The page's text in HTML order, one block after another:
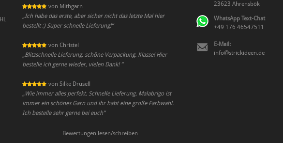
von Mithgarn
„Ich habe das erste, aber sicher nicht das letzte Mal hier
bestellt :) Super schnelle Lieferung!”
von Christel
„Blitzschnelle Lieferung, schöne Verpackung. Klasse! Hier
bestelle ich gerne wieder, vielen Dank! ”
von Silke Drusell
„Wie immer alles perfekt. Schnelle Lieferung. Malabrigo ist
immer ein schönes Garn und ihr habt eine große Farbwahl.
Ich bestelle sehr gerne bei euch”
Bewertungen lesen/schreiben
23623 Ahrensbök
WhatsApp Text-Chat
+49 176 46547511
E-Mail:
info@strickideen.de